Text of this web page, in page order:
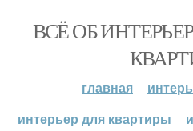
ВСЁ ОБ
главная
интерьер для квартиры